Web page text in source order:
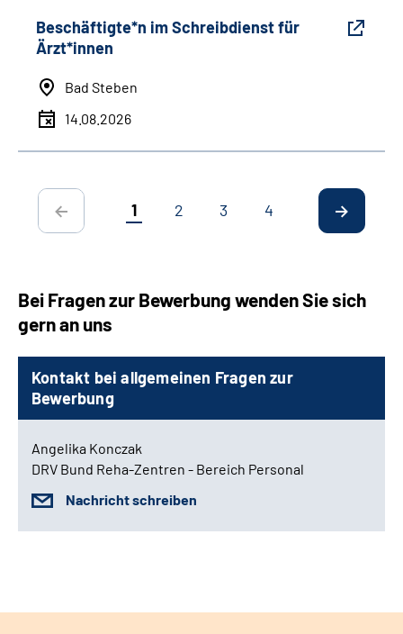
Beschäftigte*n im Schreibdienst für
Ärzt*innen
Bad Steben
14.08.2026
1 2 3 4
Bei Fragen zur Bewerbung wenden Sie sich
gern an uns
Kontakt bei allgemeinen Fragen zur
Bewerbung
Angelika Konczak
DRV Bund Reha-Zentren - Bereich Personal
Nachricht schreiben